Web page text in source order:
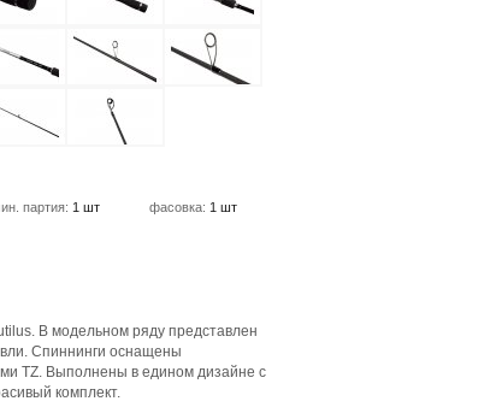
партия: 1 шт фасовка: 1 шт
В модельном ряду представлен
Спиннинги оснащены
TZ. Выполнены в едином дизайне с
комплект.